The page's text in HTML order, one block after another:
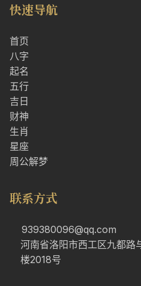
快速导航
首页
八字
起名
五行
吉日
财神
生肖
星座
周公解梦
联系方式
939380096@qq.com
河南省洛阳市西工区九都路
楼2018号